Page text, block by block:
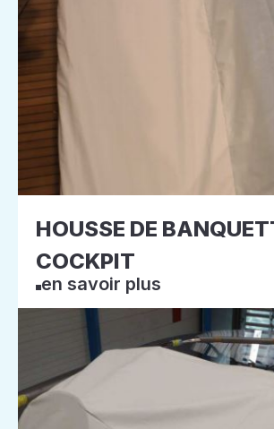
HOUSSE DE
COCKPIT
en savoir plus